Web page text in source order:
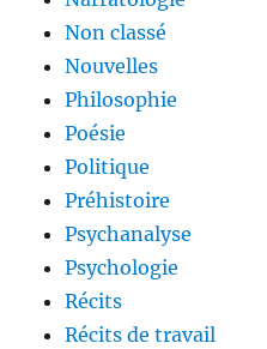
Non classé
Nouvelles
Philosophie
Poésie
Politique
Préhistoire
Psychanalyse
Psychologie
Récits
Récits de travail